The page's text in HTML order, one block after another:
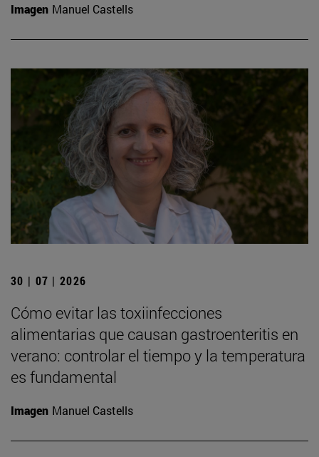
Imagen Manuel Castells
30 | 07 | 2026
Cómo evitar las toxiinfecciones
alimentarias que causan gastroenteritis en
verano: controlar el tiempo y la temperatura
es fundamental
Imagen Manuel Castells